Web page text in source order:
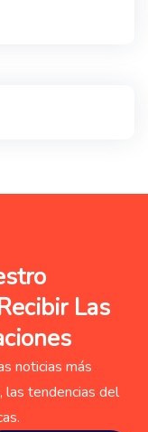
Las
noticias más
las tendencias del